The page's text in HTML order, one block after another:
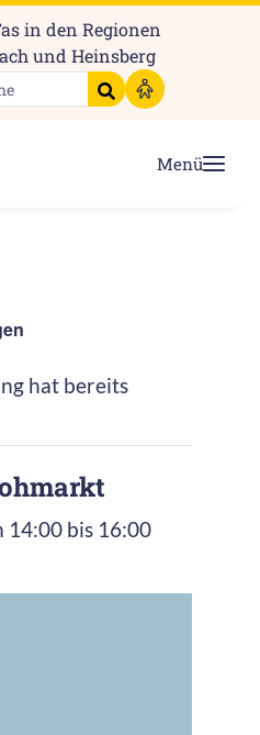
in den Regionen
und Heinsberg
Suche starten
Menü
hat bereits
14:00 bis 16:00